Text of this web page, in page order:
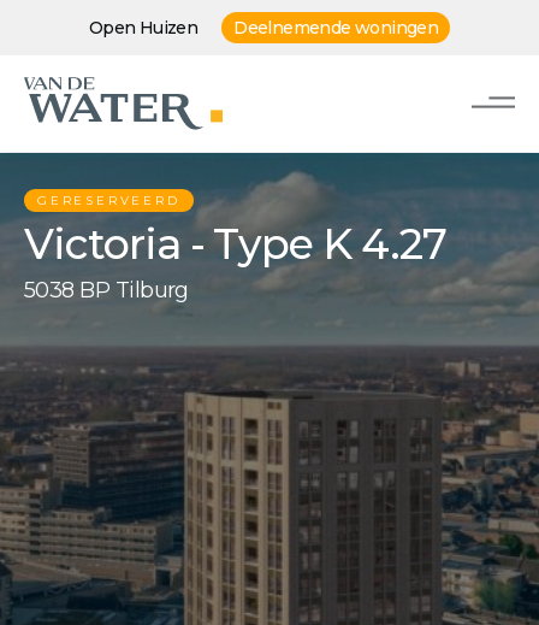
Open Huizen Deelnemende woningen
GERESERVEERD
Victoria - Type K 4.27
5038 BP Tilburg